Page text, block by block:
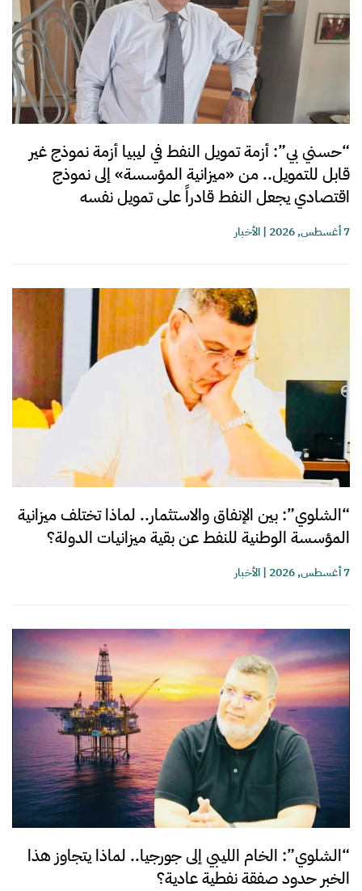
“حسني بي”: أزمة تمويل النفط في ليبيا أزمة نموذج غير
قابل للتمويل.. من «ميزانية المؤسسة» إلى نموذج
اقتصادي يجعل النفط قادراً على تمويل نفسه
7 أغسطس, 2026 |الأخبار
“الشلوي”: بين الإنفاق والاستثمار.. لماذا تختلف ميزانية
المؤسسة الوطنية للنفط عن بقية ميزانيات الدولة؟
7 أغسطس, 2026 |الأخبار
“الشلوي”: الخام الليبي إلى جورجيا.. لماذا يتجاوز هذا
الخبر حدود صفقة نفطية عادية؟